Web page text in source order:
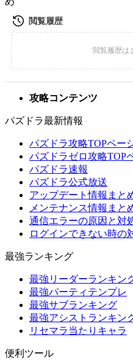
攻略コンテンツ
パズドラ最新情報
パズドラ攻略TOPペー
パズドラゼロ攻略TOP
パズドラ速報
パズドラ公式放送
アップデート情報まと
メンテナンス情報まと
通信エラーの原因と対
ログインできない時の
最強ランキング
最強リーダーランキン
最強パーティテンプレ
最強サブランキング
最強アシストランキン
リセマラ当たりキャラ
便利ツール